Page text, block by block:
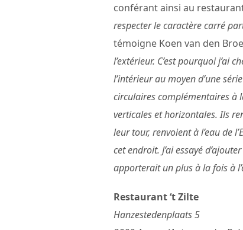
conférant ainsi au
respecter le caractère carré
témoigne Koen van den
l’extérieur. C’est pourquoi j’ai
l’intérieur au moyen d’une
circulaires complémentaires à
verticales et horizontales. Ils
leur tour, renvoient à l’eau de
cet endroit. J’ai essayé
apporterait un plus à la fois à
Restaurant ‘t Zilte
Hanzestedenplaats 5